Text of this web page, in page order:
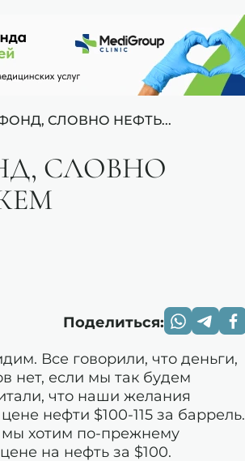
СЛОВНО НЕФТЬ...
СЛОВНО
Поделиться:
Все говорили, что деньги,
нет, если мы так будем
что наши желания
нефти $100-115 за баррель.
мы хотим по-прежнему
на нефть за $100.